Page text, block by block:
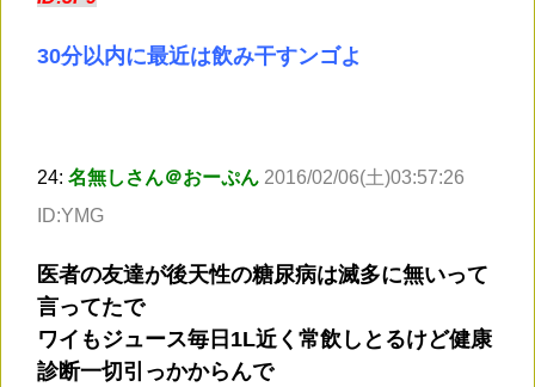
30分以内に最近は飲み干すンゴよ
24: 名無しさん＠おーぷん 2016/02/06(土)03:57:26
ID:YMG
医者の友達が後天性の糖尿病は滅多に無いって
言ってたで
ワイもジュース毎日1L近く常飲しとるけど健康
診断一切引っかからんで